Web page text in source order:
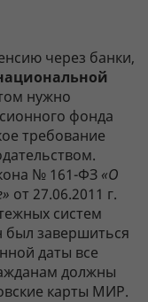
через банки,
нужно
фонда
требование
№ 161-ФЗ «О
от 27.06.2011 г.
систем
был завершиться
даты все
должны
карты МИР.